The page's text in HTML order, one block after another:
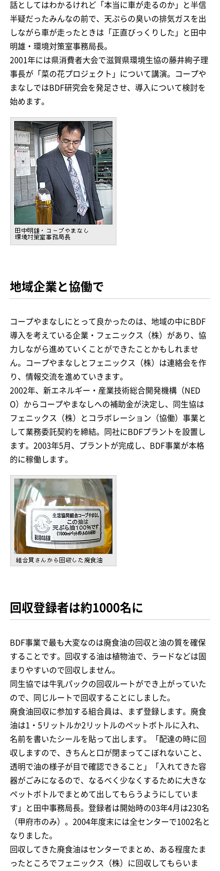
話としてはわかるけれど「本当に車が走るのか」と半信
半疑だったみんなの前で、天ぷらの臭いの排気ガスを出
しながら車が走ったときは「正直びっくりした」と田中
明雄・環境対策室事務局長。
2001年には県消費者大会で滋賀県環境生協の藤井絢子理
事長が「菜の花プロジェクト」について講演。コープや
まなしではBDF研究会を発足させ、導入について検討を
始めます。
地域企業と協働で
コープやまなしにとって良かったのは、地域の中にBDF
導入を考えている企業・フェニックス（株）があり、協
力しながら進めていくことができたことかもしれませ
ん。コープやまなしとフェニックス（株）は連絡会を作
り、情報交流を進めていきます。
2002年、新エネルギー・産業技術総合開発機構（NED
O）からコープやまなしへの補助金が決定し、同生協は
フェニックス（株）とコラボレーション（協働）事業と
して業務委託契約を締結。同社にBDFプラントを設置し
ます。2003年5月、プラントが完成し、BDF事業が本格
的に稼働します。
回収登録者は約1000名に
BDF事業で最も大変なのは廃食油の回収と油の質を確保
することです。回収する油は植物油で、ラードなどは固
まりやすいので回収しません。
同生協では牛乳パックの回収ルートができ上がっていた
ので、同じルートで回収することにしました。
廃食油回収に参加する組合員は、まず登録します。廃食
油は1・5リットルか2リットルのペットボトルに入れ、
名前を書いたシールを貼って出します。「配達の時に回
収しますので、きちんと口が閉まってこぼれないこと、
透明で油の様子が目で確認できること」「入れてきた容
器がごみになるので、なるべく少なくするために大きな
ペットボトルでまとめて出してもらうようにしていま
す」と田中事務局長。登録者は開始時の03年4月は230名
（甲府市のみ）。2004年度末には全センターで1002名と
なりました。
回収してきた廃食油はセンターでまとめ、ある程度たま
ったところでフェニックス（株）に回収してもらいま